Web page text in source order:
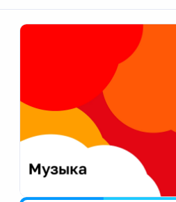
Апатиты
Екатеринбург
Калининград
Калуга